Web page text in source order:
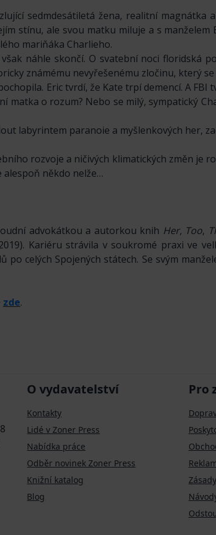
sedmdesátiletá žena, realitní
stínu, ale svou matku miluje a s
mariňáka Charlieho.
náhle skončí. O svatební noci floridská
známému nevyřešenému zločinu, který
Eric tvrdí, že Kate trpí demencí. A
matka o rozum? Nebo se milý, sympatický
labyrintem paranoie a myšlenkových her,
rozvoje a ničivých klimatických změn je
alespoň někdo nelže…
advokátkou a autorkou knih Her, Too,
Kariéru strávila v soukromé praxi ve
po celých Spojených státech. Se svým
zde.
O vydavatelství
Kontakty
Lidé v Zoner Press
Nabídka práce
Odběr novinek Zoner Press
Knižní katalog
Blog
Pro